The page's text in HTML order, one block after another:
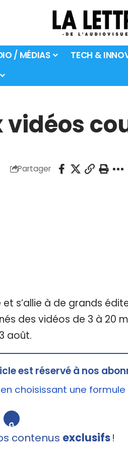
/ MÉDIAS TECH &
vidéos
Partager
s’allie à de grands
des vidéos de 3 à 20
août.
est réservé à nos
choisissant une formule
🔒
contenus exclusifs!